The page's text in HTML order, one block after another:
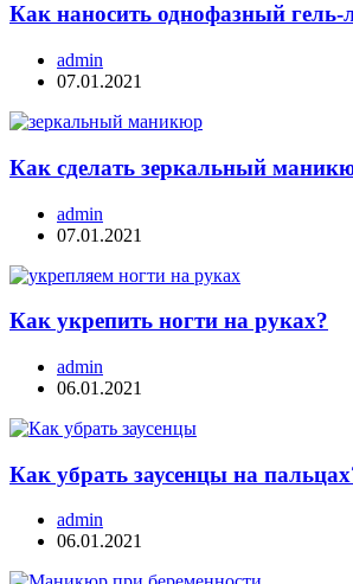
Как наносить однофазный гель-
admin
07.01.2021
Как сделать зеркальный
admin
07.01.2021
Как укрепить ногти на руках?
admin
06.01.2021
Как убрать заусенцы на
admin
06.01.2021